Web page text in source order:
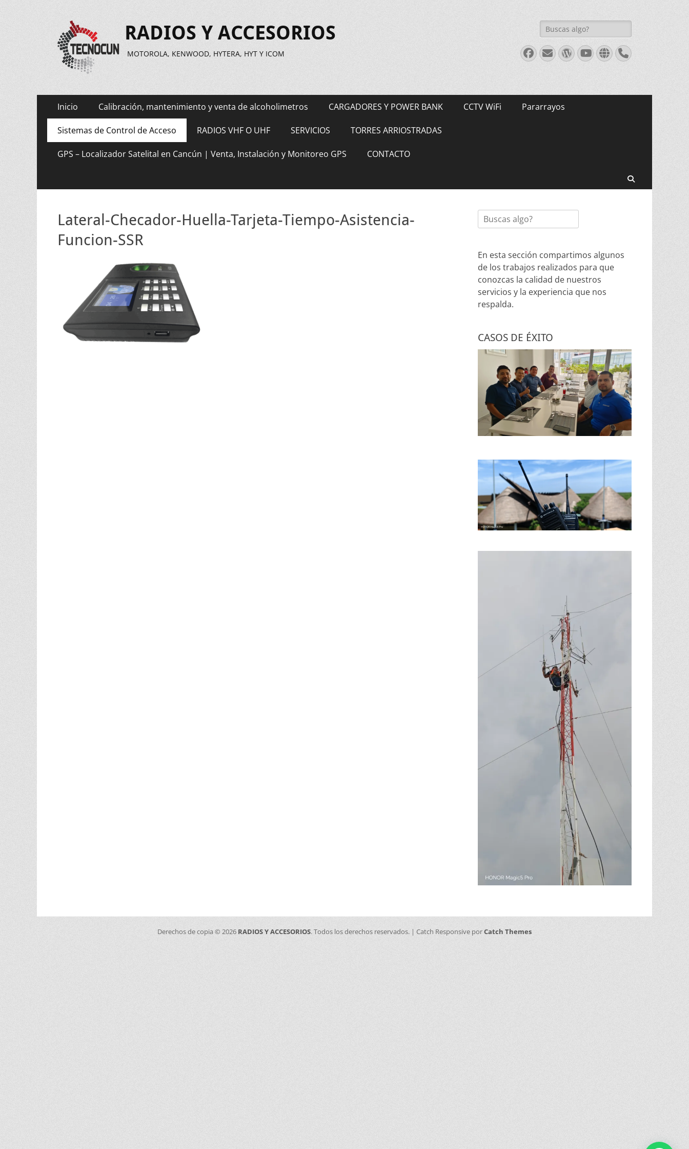
RADIOS Y ACCESORIOS
MOTOROLA, KENWOOD, HYTERA, HYT Y ICOM
Buscar:
Facebook
Correo
electrónico
WordPress
Youtube
WebTeléfono
Menú
principal
Saltar
contenido
Inicio Calibración, mantenimiento y venta de alcoholimetros CARGADORES Y POWER BANK CCTV WiFi Pararrayos
Sistemas de Control de Acceso RADIOS VHF O UHF SERVICIOS TORRES ARRIOSTRADAS
GPS – Localizador Satelital en Cancún | Venta, Instalación y Monitoreo GPS CONTACTO
Lateral-Checador-Huella-Tarjeta-Tiempo-Asistencia-
Funcion-SSR
Buscar:
En esta sección compartimos algunos
de los trabajos realizados para que
conozcas la calidad de nuestros
servicios y la experiencia que nos
respalda.
CASOS DE ÉXITO
Derechos de copia © 2026 RADIOS Y ACCESORIOS. Todos los derechos reservados. | Catch Responsive porCatch Themes